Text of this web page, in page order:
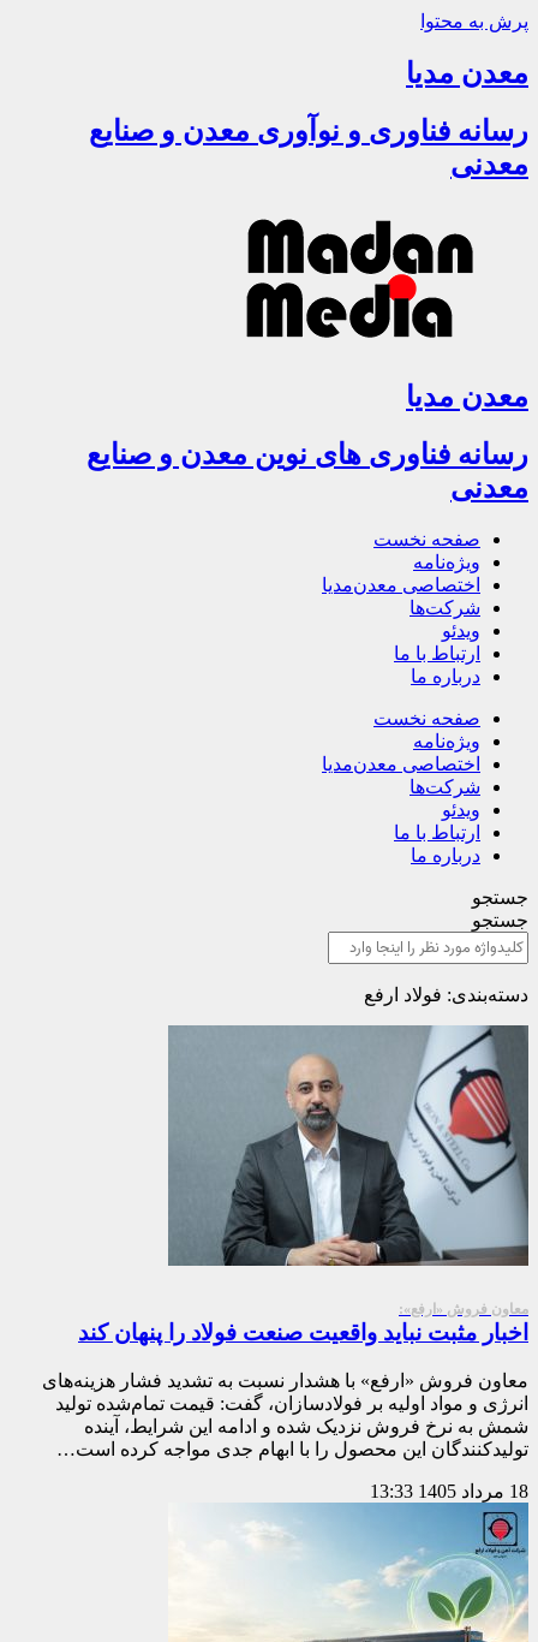
پرش به محتوا
معدن مدیا
رسانه فناوری و نوآوری معدن و صنایع
معدنی
معدن مدیا
رسانه فناوری های نوین معدن و صنایع
معدنی
صفحه نخست
ویژه‌نامه
اختصاصی معدن‌مدیا
شرکت‌ها
ویدئو
ارتباط با ما
درباره ما
صفحه نخست
ویژه‌نامه
اختصاصی معدن‌مدیا
شرکت‌ها
ویدئو
ارتباط با ما
درباره ما
جستجو
جستجو
دسته‌بندی: فولاد ارفع
معاون فروش «ارفع»:
اخبار مثبت نباید واقعیت صنعت فولاد را پنهان کند
معاون فروش «ارفع» با هشدار نسبت به تشدید فشار هزینه‌های
انرژی و مواد اولیه بر فولادسازان، گفت: قیمت تمام‌شده تولید
شمش به نرخ فروش نزدیک شده و ادامه این شرایط، آینده
تولیدکنندگان این محصول را با ابهام جدی مواجه کرده است…
18 مرداد 1405 13:33